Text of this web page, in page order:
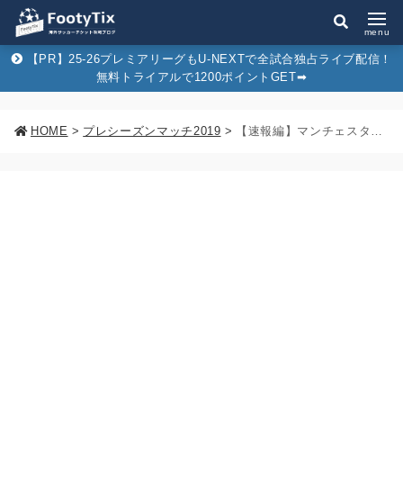
menu
【PR】25-26プレミアリーグもU-NEXTで全試合独占ライブ配信！
無料トライアルで1200ポイントGET➡︎
HOME > プレシーズンマッチ2019 > 【速報編】マンチェスター・シティの来日ツアースケジュール（公開練習/イベント情報/試合日程）まとめ